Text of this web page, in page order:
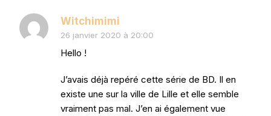
Witchimimi
26 janvier 2020 à 20:00
Hello !
J’avais déjà repéré cette série de BD. Il en
existe une sur la ville de Lille et elle semble
vraiment pas mal. J’en ai également vue